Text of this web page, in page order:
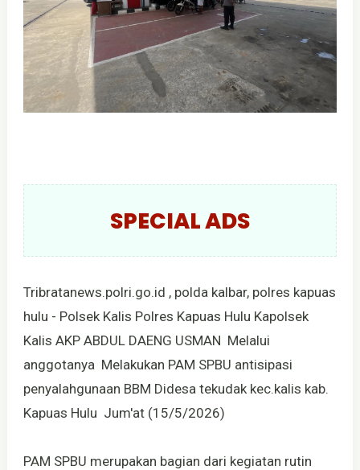
SPECIAL ADS
Tribratanews.polri.go.id , polda kalbar, polres kapuas
hulu - Polsek Kalis Polres Kapuas Hulu Kapolsek
Kalis AKP ABDUL DAENG USMAN Melalui
anggotanya Melakukan PAM SPBU antisipasi
penyalahgunaan BBM Didesa tekudak kec.kalis kab.
Kapuas Hulu Jum'at (15/5/2026)
PAM SPBU merupakan bagian dari kegiatan rutin